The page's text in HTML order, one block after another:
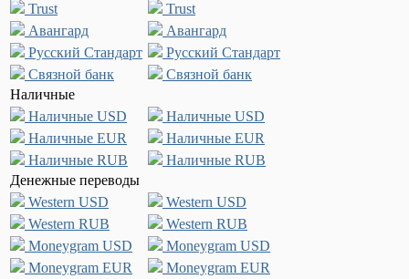
Trust
Trust
Авангард
Авангард
Русский Стандарт
Русский Стандарт
Связной банк
Связной банк
Наличные
Наличные USD
Наличные USD
Наличные EUR
Наличные EUR
Наличные RUB
Наличные RUB
Денежные переводы
Western USD
Western USD
Western RUB
Western RUB
Moneygram USD
Moneygram USD
Moneygram EUR
Moneygram EUR